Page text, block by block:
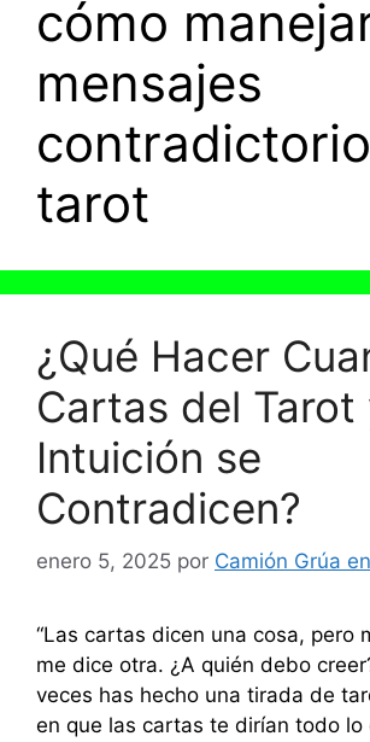
cómo
mensajes
tarot
¿Qué Hacer
Cartas del Tarot
Intuición se
Contradicen?
enero 5, 2025 por Camión Grúa
“Las cartas dicen una cosa, pero
me dice otra. ¿A quién debo
veces has hecho una tirada de
en que las cartas te dirían todo lo